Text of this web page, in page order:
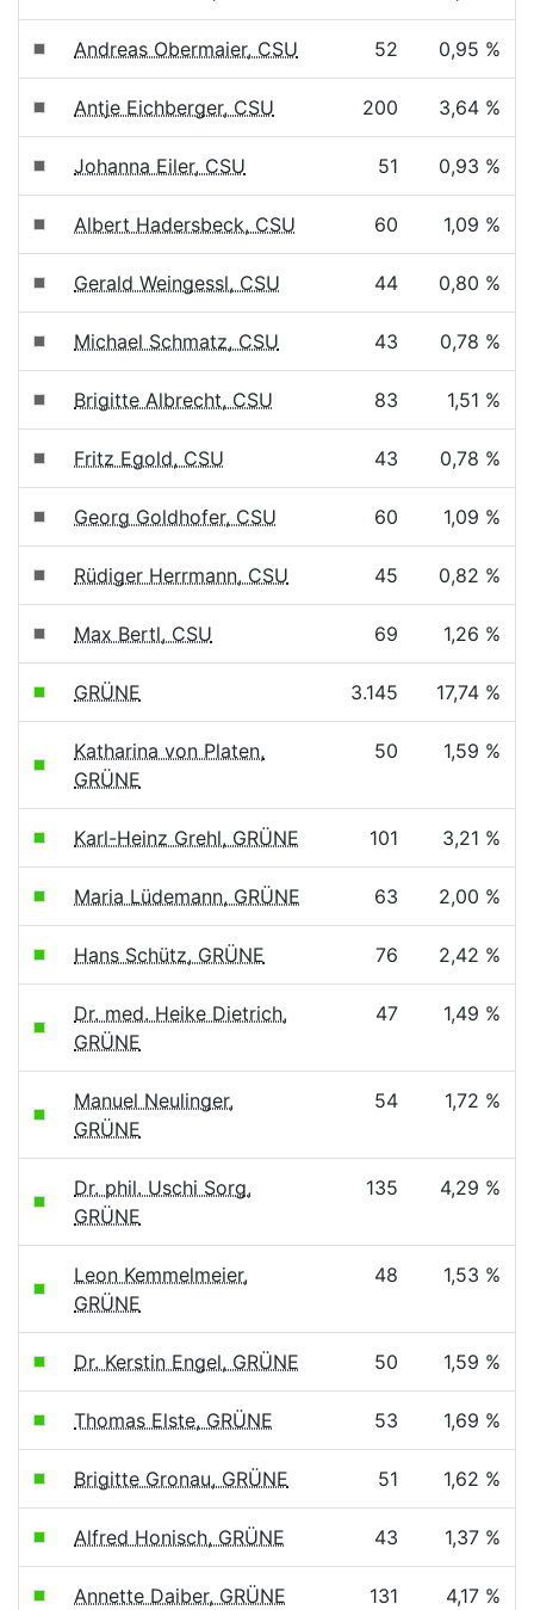
Andreas Obermaier, CSU 52 0,95 %
Antje Eichberger, CSU 200 3,64 %
Johanna Eiler, CSU 51 0,93 %
Albert Hadersbeck, CSU 60 1,09 %
Gerald Weingessl, CSU 44 0,80 %
Michael Schmatz, CSU 43 0,78 %
Brigitte Albrecht, CSU 83 1,51 %
Fritz Egold, CSU 43 0,78 %
Georg Goldhofer, CSU 60 1,09 %
Rüdiger Herrmann, CSU 45 0,82 %
Max Bertl, CSU 69 1,26 %
GRÜNE 3.145 17,74 %
Katharina von Platen,
GRÜNE
50 1,59 %
Karl-Heinz Grehl, GRÜNE 101 3,21 %
Maria Lüdemann, GRÜNE 63 2,00 %
Hans Schütz, GRÜNE 76 2,42 %
Dr. med. Heike Dietrich,
GRÜNE
47 1,49 %
Manuel Neulinger,
GRÜNE
54 1,72 %
Dr. phil. Uschi Sorg,
GRÜNE
135 4,29 %
Leon Kemmelmeier,
GRÜNE
48 1,53 %
Dr. Kerstin Engel, GRÜNE 50 1,59 %
Thomas Elste, GRÜNE 53 1,69 %
Brigitte Gronau, GRÜNE 51 1,62 %
Alfred Honisch, GRÜNE 43 1,37 %
Annette Daiber, GRÜNE 131 4,17 %